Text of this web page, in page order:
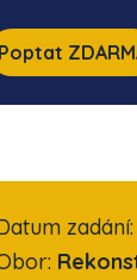
Poptat
zadání: